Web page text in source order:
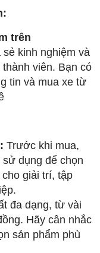
trên
kinh nghiệm và
viên. Bạn có
tin và mua xe từ
Trước khi mua,
dụng để chọn
giải trí, tập
đa dạng, từ vài
Hãy cân nhắc
sản phẩm phù